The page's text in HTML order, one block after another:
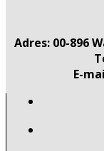
Adres: 00-896
E-